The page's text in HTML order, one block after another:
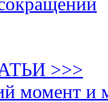
>>>
момент и